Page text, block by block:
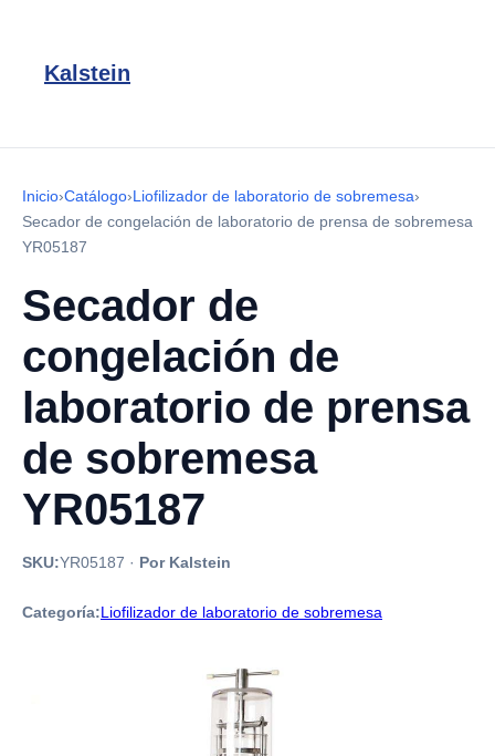
Kalstein
Inicio›Catálogo›Liofilizador de laboratorio de sobremesa›
Secador de congelación de laboratorio de prensa de sobremesa
YR05187
Secador de
congelación de
laboratorio de prensa
de sobremesa
YR05187
SKU:YR05187 · Por Kalstein
Categoría:Liofilizador de laboratorio de sobremesa